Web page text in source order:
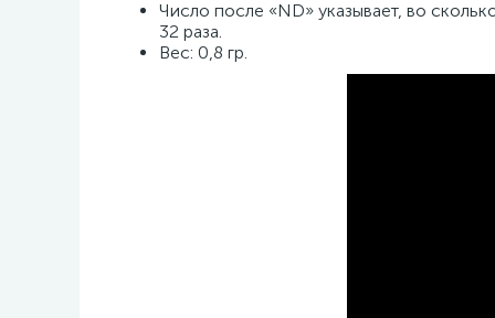
Число после «ND» указывает, во
32 раза.
Вес: 0,8 гр.